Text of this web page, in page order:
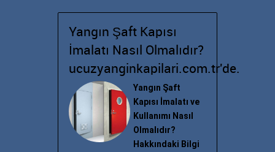
Yangın Şaft Kapısı
İmalatı Nasıl Olmalıdır?
ucuzyanginkapilari.com.tr'de.
Yangın Şaft
Kapısı İmalatı ve
Kullanımı Nasıl
Olmalıdır?
Hakkındaki Bilgi